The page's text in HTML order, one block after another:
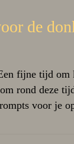
de
fijne tijd om
rond deze
voor je